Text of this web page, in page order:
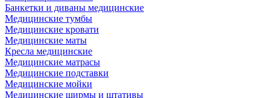
Банкетки и диваны медицинские
Медицинские тумбы
Медицинские кровати
Медицинские маты
Кресла медицинские
Медицинские матрасы
Медицинские подставки
Медицинские мойки
Медицинские ширмы и штативы